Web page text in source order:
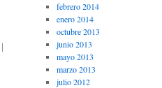
|
febrero 2014
enero 2014
octubre 2013
junio 2013
mayo 2013
marzo 2013
julio 2012